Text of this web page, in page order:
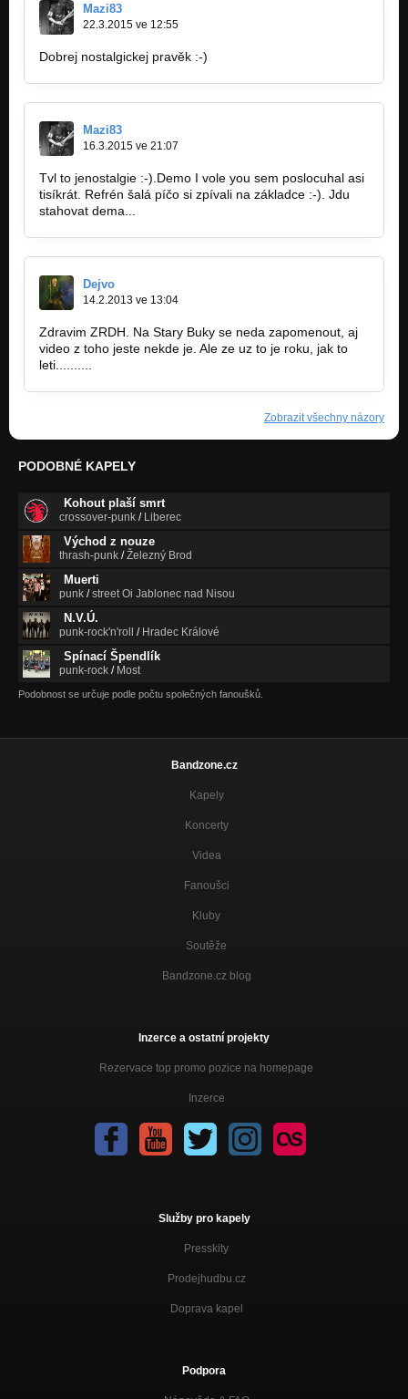
Mazi83
22.3.2015 ve 12:55
Dobrej nostalgickej pravěk :-)
Mazi83
16.3.2015 ve 21:07
Tvl to jenostalgie :-).Demo I vole you sem poslocuhal asi
tisíkrát. Refrén šalá píčo si zpívali na základce :-). Jdu
stahovat dema...
Dejvo
14.2.2013 ve 13:04
Zdravim ZRDH. Na Stary Buky se neda zapomenout, aj
video z toho jeste nekde je. Ale ze uz to je roku, jak to
leti..........
Zobrazit všechny názory
PODOBNÉ KAPELY
Kohout plaší smrt
crossover-punk / Liberec
Východ z nouze
thrash-punk /Železný Brod
Muerti
punk /street Oi Jablonec nad Nisou
N.V.Ú.
punk-rock'n'roll / Hradec Králové
Spínací Špendlík
punk-rock / Most
Podobnost se určuje podle počtu společných fanoušků.
Bandzone.cz
Kapely
Koncerty
Videa
Fanoušci
Kluby
Soutěže
Bandzone.cz blog
Inzerce a ostatní projekty
Rezervace top promo pozice na homepage
Inzerce
Služby pro kapely
Presskity
Prodejhudbu.cz
Doprava kapel
Podpora